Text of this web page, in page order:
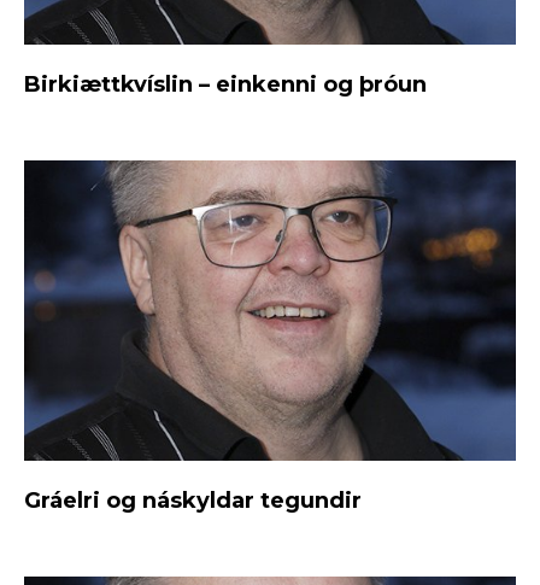
Birkiættkvíslin – einkenni og þróun
Gráelri og náskyldar tegundir